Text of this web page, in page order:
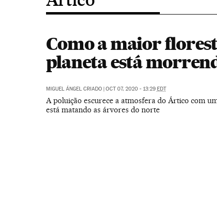
Como a maior
planeta está
MIGUEL ÁNGEL CRIADO | OCT 07, 2020 - 13:29 EDT
A poluição escurece a atmosfera do Ártico com
está matando as árvores do norte